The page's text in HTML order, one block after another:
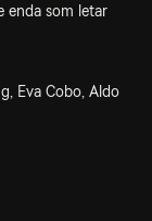
enda som letar
Eva Cobo, Aldo